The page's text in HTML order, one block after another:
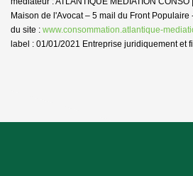
Maison de l'Avocat – 5 mail du Front Populaire
du site : www.consommation.atlantique-
label : 01/01/2021 Entreprise juridiquement et